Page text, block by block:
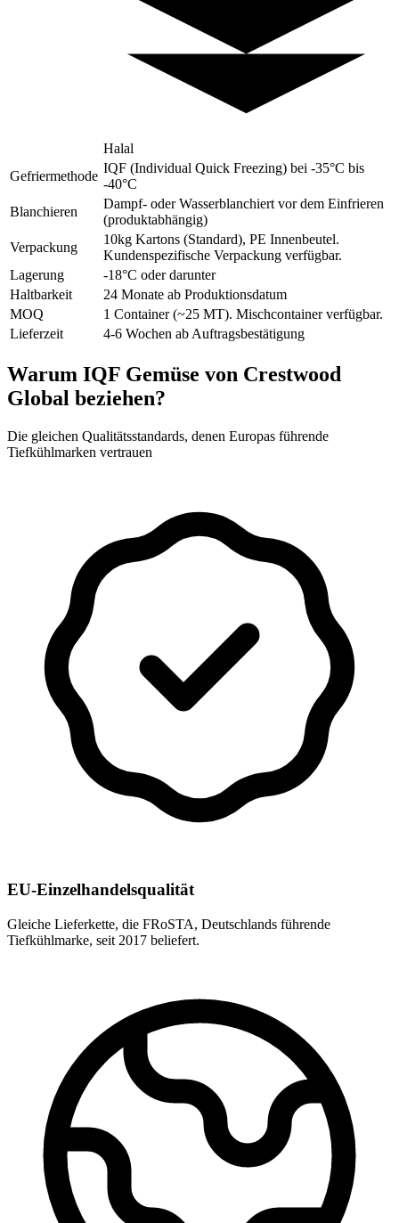
Halal
Gefriermethode
IQF (Individual Quick Freezing) bei -35°C bis
-40°C
Blanchieren
Dampf- oder Wasserblanchiert vor dem Einfrieren
(produktabhängig)
Verpackung
10kg Kartons (Standard), PE Innenbeutel.
Kundenspezifische Verpackung verfügbar.
Lagerung
-18°C oder darunter
Haltbarkeit
24 Monate ab Produktionsdatum
MOQ
1 Container (~25 MT). Mischcontainer verfügbar.
Lieferzeit
4-6 Wochen ab Auftragsbestätigung
Warum IQF Gemüse von Crestwood
Global beziehen?
Die gleichen Qualitätsstandards, denen Europas führende
Tiefkühlmarken vertrauen
EU-Einzelhandelsqualität
Gleiche Lieferkette, die FRoSTA, Deutschlands führende
Tiefkühlmarke, seit 2017 beliefert.